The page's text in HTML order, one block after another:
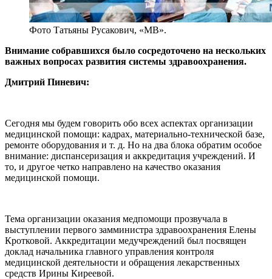
Фото Татьяны Русакович, «МВ».
Внимание собравшихся было сосредоточено на нескольких
важных вопросах развития системы здравоохранения.
Дмитрий Пиневич:
Сегодня мы будем говорить обо всех аспектах организации
медицинской помощи: кадрах, материально-технической базе,
ремонте оборудования и т. д. Но на два блока обратим особое
внимание: диспансеризация и аккредитация учреждений. И
то, и другое четко направлено на качество оказания
медицинской помощи.
Тема организации оказания медпомощи прозвучала в
выступлении первого замминистра здравоохранения Елены
Кротковой. Аккредитации медучреждений был посвящен
доклад начальника главного управления контроля
медицинской деятельности и обращения лекарственных
средств Ирины Киреевой.